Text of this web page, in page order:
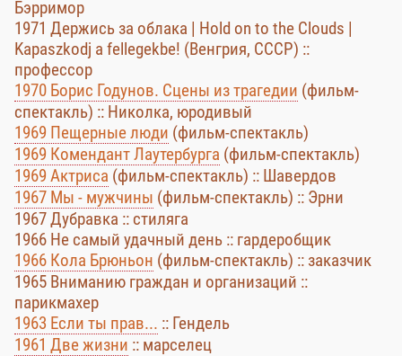
Бэрримор
1971 Держись за облака | Hold on to the Clouds |
Kapaszkodj a fellegekbe! (Венгрия, СССР) ::
профессор
1970 Борис Годунов. Сцены из трагедии (фильм-
спектакль) :: Николка, юродивый
1969 Пещерные люди (фильм-спектакль)
1969 Комендант Лаутербурга (фильм-спектакль)
1969 Актриса (фильм-спектакль) :: Шавердов
1967 Мы - мужчины (фильм-спектакль) :: Эрни
1967 Дубравка :: стиляга
1966 Не самый удачный день :: гардеробщик
1966 Кола Брюньон (фильм-спектакль) :: заказчик
1965 Вниманию граждан и организаций ::
парикмахер
1963 Если ты прав... :: Гендель
1961 Две жизни :: марселец